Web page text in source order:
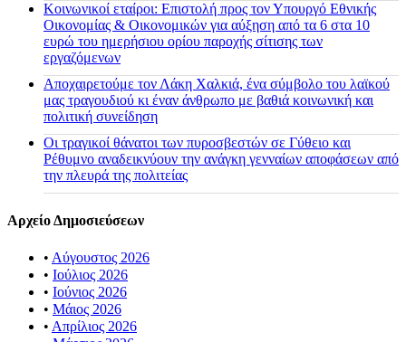
Κοινωνικοί εταίροι: Επιστολή προς τον Υπουργό Εθνικής
Οικονομίας & Οικονομικών για αύξηση από τα 6 στα 10
ευρώ του ημερήσιου ορίου παροχής σίτισης των
εργαζόμενων
Αποχαιρετούμε τον Λάκη Χαλκιά, ένα σύμβολο του λαϊκού
μας τραγουδιού κι έναν άνθρωπο με βαθιά κοινωνική και
πολιτική συνείδηση
Οι τραγικοί θάνατοι των πυροσβεστών σε Γύθειο και
Ρέθυμνο αναδεικνύουν την ανάγκη γενναίων αποφάσεων από
την πλευρά της πολιτείας
Αρχείο Δημοσιεύσεων
• Αύγουστος 2026
• Ιούλιος 2026
• Ιούνιος 2026
• Μάιος 2026
• Απρίλιος 2026